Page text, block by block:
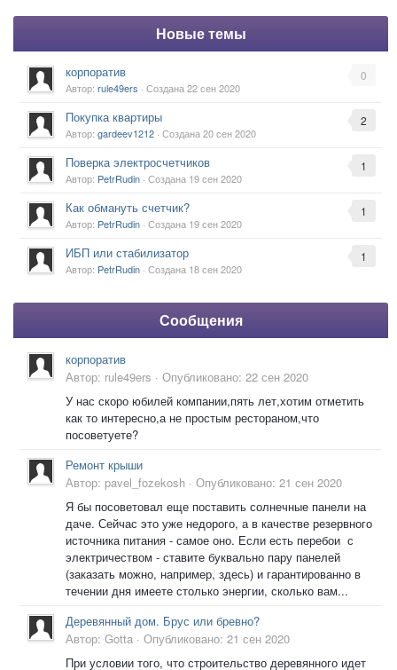
Новые темы
0
корпоратив
Автор: rule49ers · Создана22 сен 2020
2
Покупка квартиры
Автор: gardeev1212 · Создана20 сен 2020
1
Поверка электросчетчиков
Автор: PetrRudin · Создана 19 сен 2020
1
Как обмануть счетчик?
Автор: PetrRudin · Создана 19 сен 2020
1
ИБП или стабилизатор
Автор: PetrRudin · Создана 18 сен 2020
Сообщения
корпоратив
Автор: rule49ers · Опубликовано: 22 сен 2020
У нас скоро юбилей компании,пять лет,хотим отметить
как то интересно,а не простым рестораном,что
посоветуете?
Ремонт крыши
Автор: pavel_fozekosh · Опубликовано: 21 сен 2020
Я бы посоветовал еще поставить солнечные панели на
даче. Сейчас это уже недорого, а в качестве резервного
источника питания - самое оно. Если есть перебои с
электричеством - ставите буквально пару панелей
(заказать можно, например, здесь) и гарантированно в
течении дня имеете столько энергии, сколько вам...
Деревянный дом. Брус или бревно?
Автор: Gotta · Опубликовано: 21 сен 2020
При условии того, что строительство деревянного идет